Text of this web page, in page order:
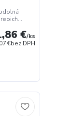
€/ks
€bez DPH